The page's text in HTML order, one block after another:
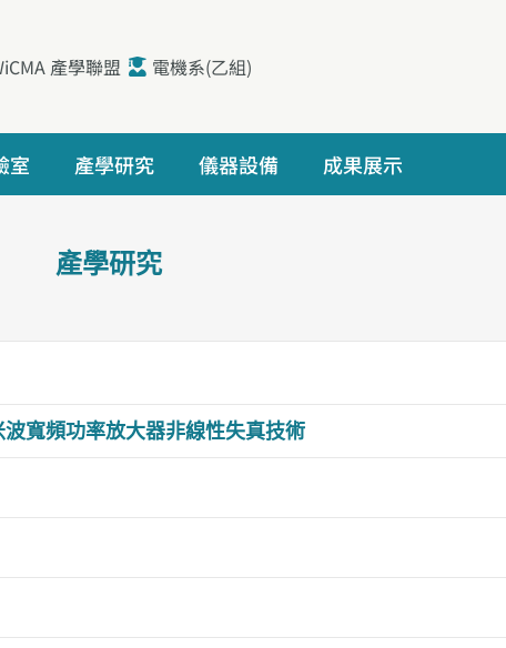
產學聯盟 電機系(乙組)
室 產學研究 儀器設備 成果展示
產學研究
寬頻功率放大器非線性失真技術